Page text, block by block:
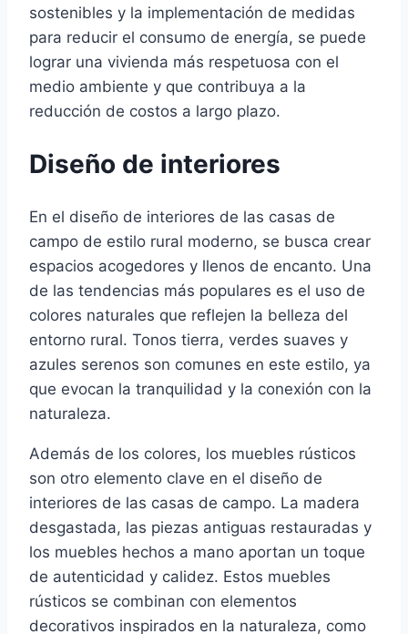
sostenibles y la implementación de medidas
para reducir el consumo de energía, se puede
lograr una vivienda más respetuosa con el
medio ambiente y que contribuya a la
reducción de costos a largo plazo.
Diseño de interiores
En el diseño de interiores de las casas de
campo de estilo rural moderno, se busca crear
espacios acogedores y llenos de encanto. Una
de las tendencias más populares es el uso de
colores naturales que reflejen la belleza del
entorno rural. Tonos tierra, verdes suaves y
azules serenos son comunes en este estilo, ya
que evocan la tranquilidad y la conexión con la
naturaleza.
Además de los colores, los muebles rústicos
son otro elemento clave en el diseño de
interiores de las casas de campo. La madera
desgastada, las piezas antiguas restauradas y
los muebles hechos a mano aportan un toque
de autenticidad y calidez. Estos muebles
rústicos se combinan con elementos
decorativos inspirados en la naturaleza, como